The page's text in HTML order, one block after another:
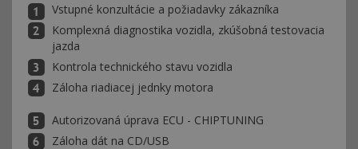
Vstupné konzultácie a požiadavky zákazníka
Komplexná diagnostika vozidla, zkúšobná testovacia
jazda
Kontrola technického stavu vozidla
Záloha riadiacej jednky motora
Autorizovaná úprava ECU - CHIPTUNING
Záloha dát na CD/USB